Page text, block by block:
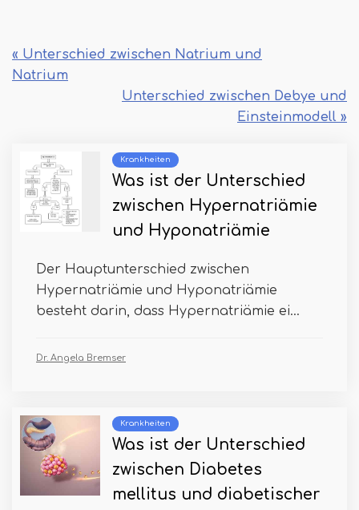
« Unterschied zwischen Natrium und
Natrium
Unterschied zwischen Debye und
Einsteinmodell »
Krankheiten
Was ist der Unterschied
zwischen Hypernatriämie
und Hyponatriämie
Der Hauptunterschied zwischen
Hypernatriämie und Hyponatriämie
besteht darin, dass Hypernatriämie ei...
Dr. Angela Bremser
Krankheiten
Was ist der Unterschied
zwischen Diabetes
mellitus und diabetischer